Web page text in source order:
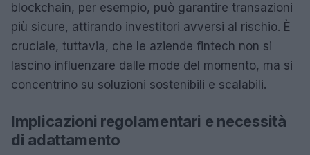
blockchain, per esempio, può garantire transazioni
più sicure, attirando investitori avversi al rischio. È
cruciale, tuttavia, che le aziende fintech non si
lascino influenzare dalle mode del momento, ma si
concentrino su soluzioni sostenibili e scalabili.
Implicazioni regolamentari e necessità
di adattamento